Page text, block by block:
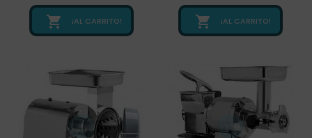
 ¡AL CARRITO!  ¡AL CARRITO!